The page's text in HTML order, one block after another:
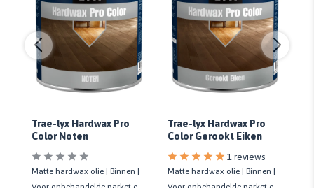
Trae-lyx Hardwax Pro
Color Noten
Matte hardwax olie | Binnen |
Trae-lyx Hardwax Pro
Color Gerookt Eiken
1 reviews
Matte hardwax olie | Binnen |